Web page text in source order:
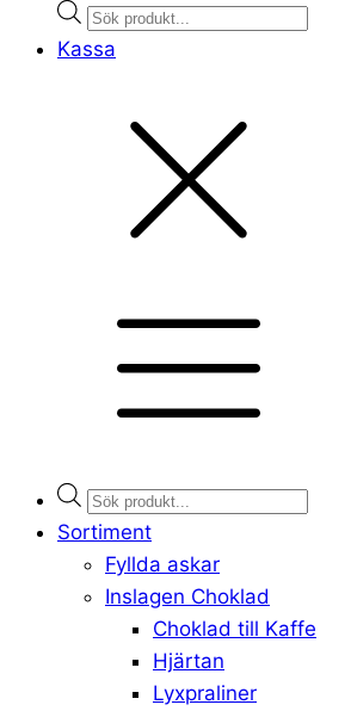
Products
search
Kassa
Products
search
Sortiment
Fyllda askar
Inslagen Choklad
Choklad till Kaffe
Hjärtan
Lyxpraliner